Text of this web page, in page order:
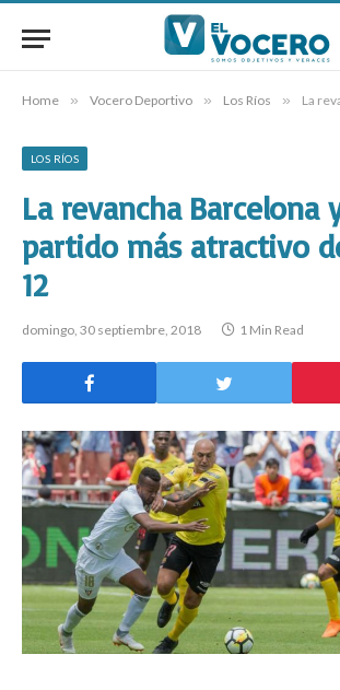
Home » Vocero Deportivo » Los Ríos » La revancha
LOS RÍOS
La revancha Barcelona
partido más atractivo
12
domingo, 30 septiembre, 2018 1 Min Read